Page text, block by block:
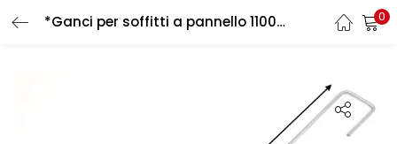
*Ganci per soffitti a pannello 1100 mm 0
LOGIN REGISTER